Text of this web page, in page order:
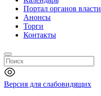
Портал органов власти
Анонсы
Торги
Контакты
Версия для слабовидящих